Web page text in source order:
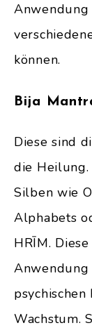
Anwendung
können.
Bija
Diese sind
die Heilung.
Silben wie
Alphabets
HRĪM.
Anwendung
Wachstum.